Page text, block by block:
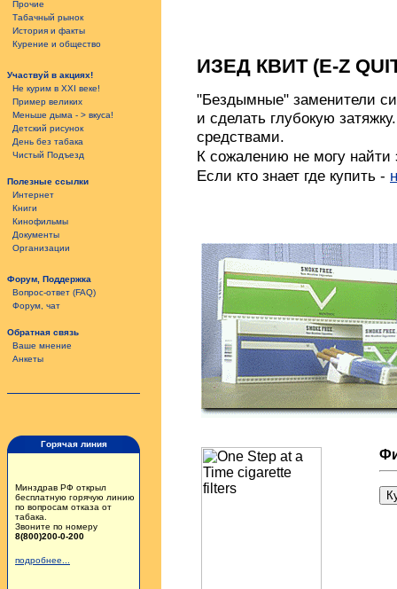
Прочие
Табачный рынок
История и факты
Курение и общество
Участвуй в акциях!
Не курим в XXI веке!
Пример великих
Меньше дыма - > вкуса!
Детский рисунок
День без табакa
Чистый Подъезд
Полезные ссылки
Интернет
Книги
Кинофильмы
Документы
Организации
Форум, Поддержка
Вопрос-ответ (FAQ)
Форум, чат
Обратная связь
Ваше мнение
Анкеты
Горячая линия
Минздрав РФ открыл
бесплатную горячую линию
по вопросам отказа от
табака.
Звоните по номеру
8(800)200-0-200
подробнее...
ИЗЕД КВИТ (E-Z
"Бездымные" заменители
и сделать глубокую
средствами.
К сожалению не могу найти
Если кто знает где купить -